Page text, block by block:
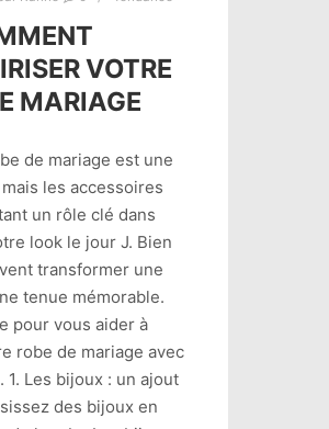
VOTRE
MARIAGE
de mariage est une
les accessoires
un rôle clé dans
look le jour J. Bien
transformer une
tenue mémorable.
pour vous aider à
robe de mariage avec
Les bijoux : un ajout
des bijoux en